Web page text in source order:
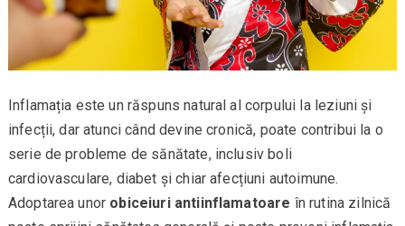
Inflamația este un răspuns natural al corpului la leziuni și
infecții, dar atunci când devine cronică, poate contribui la o
serie de probleme de sănătate, inclusiv boli
cardiovasculare, diabet și chiar afecțiuni autoimune.
Adoptarea unor obiceiuri antiinflamatoare în rutina zilnică